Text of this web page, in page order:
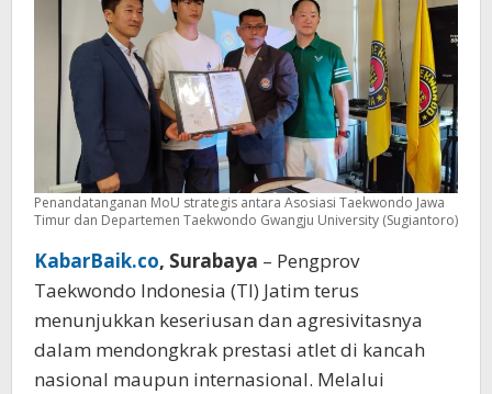
Penandatanganan MoU strategis antara Asosiasi Taekwondo Jawa
Timur dan Departemen Taekwondo Gwangju University (Sugiantoro)
KabarBaik.co, Surabaya – Pengprov
Taekwondo Indonesia (TI) Jatim terus
menunjukkan keseriusan dan agresivitasnya
dalam mendongkrak prestasi atlet di kancah
nasional maupun internasional. Melalui